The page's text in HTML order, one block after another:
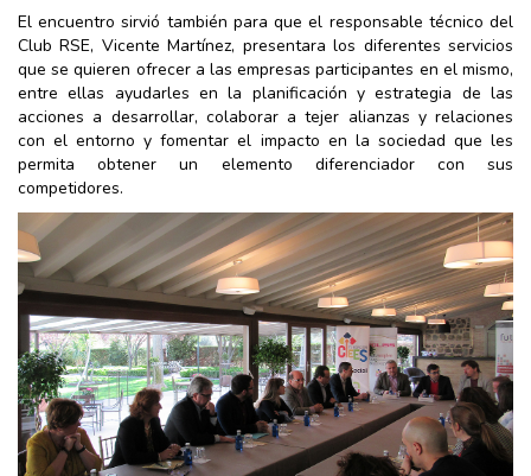
El encuentro sirvió también para que el responsable técnico del
Club RSE, Vicente Martínez, presentara los diferentes servicios
que se quieren ofrecer a las empresas participantes en el mismo,
entre ellas ayudarles en la planificación y estrategia de las
acciones a desarrollar, colaborar a tejer alianzas y relaciones
con el entorno y fomentar el impacto en la sociedad que les
permita obtener un elemento diferenciador con sus
competidores.